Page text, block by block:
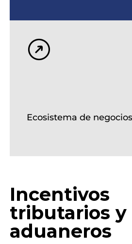
Ecosistema de negocios
Ecosistema de negocios
Empresas líderes
Incentivos
tributarios y
aduaneros